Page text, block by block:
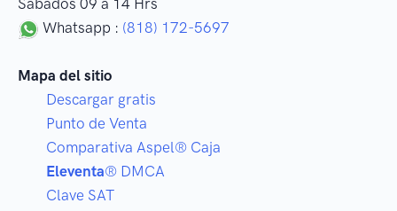
Whatsapp : (818) 172-5697
Mapa del sitio
Descargar gratis
Punto de Venta
Comparativa Aspel® Caja
Eleventa® DMCA
Clave SAT